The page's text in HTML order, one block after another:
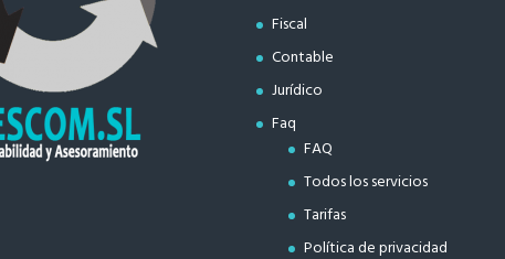
Fiscal
Contable
Jurídico
Faq
FAQ
Todos los servicios
Tarifas
Política de privacidad